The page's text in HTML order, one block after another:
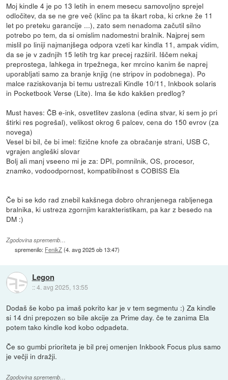
Moj kindle 4 je po 13 letih in enem mesecu samovoljno sprejel
odločitev, da se ne gre več (klinc pa ta škart roba, ki crkne že 11
let po preteku garancije ...), zato sem nenadoma začutil silno
potrebo po tem, da si omislim nadomestni bralnik. Najprej sem
mislil po liniji najmanjšega odpora vzeti kar kindla 11, ampak vidim,
da se je v zadnjih 15 letih trg kar precej razširil. Iščem nekaj
preprostega, lahkega in trpežnega, ker mrcino kanim še naprej
uporabljati samo za branje knjig (ne stripov in podobnega). Po
malce raziskovanja bi temu ustrezali Kindle 10/11, Inkbook solaris
in Pocketbook Verse (Lite). Ima še kdo kakšen predlog?
Must haves: ČB e-ink, osvetlitev zaslona (edina stvar, ki sem jo pri
štirki res pogrešal), velikost okrog 6 palcev, cena do 150 evrov (za
novega)
Vesel bi bil, če bi imel: fizične knofe za obračanje strani, USB C,
vgrajen angleški slovar
Bolj ali manj vseeno mi je za: DPI, pomnilnik, OS, procesor,
znamko, vodoodpornost, kompatibilnost s COBISS Ela
Če bi se kdo rad znebil kakšnega dobro ohranjenega rabljenega
bralnika, ki ustreza zgornjim karakteristikam, pa kar z besedo na
DM :)
Zgodovina sprememb…
spremenilo: FenikZ(4. avg 2025 ob 13:47)
Legon
::4. avg 2025, 13:55
Dodaš še kobo pa imaš pokrito kar je v tem segmentu :) Za kindle
si 14 dni prepozen so bile akcije za Prime day. če te zanima Ela
potem tako kindle kod kobo odpadeta.
Če so gumbi prioriteta je bil prej omenjen Inkbook Focus plus samo
je večji in dražji.
Zgodovina sprememb…